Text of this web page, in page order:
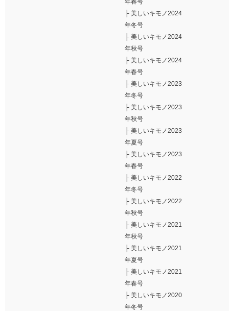
├ 美しいキモノ2024
年冬号
├ 美しいキモノ2024
年秋号
├ 美しいキモノ2024
年春号
├ 美しいキモノ2023
年冬号
├ 美しいキモノ2023
年秋号
├ 美しいキモノ2023
年夏号
├ 美しいキモノ2023
年春号
├ 美しいキモノ2022
年冬号
├ 美しいキモノ2022
年秋号
├ 美しいキモノ2021
年秋号
├ 美しいキモノ2021
年夏号
├ 美しいキモノ2021
年春号
├ 美しいキモノ2020
年冬号